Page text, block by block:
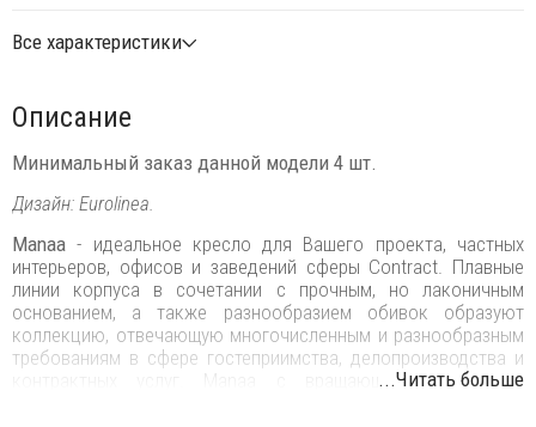
Все характеристики
Описание
Минимальный заказ данной модели 4 шт.
Дизайн: Eurolinea.
Manaa- идеальное кресло для Вашего проекта, частных
интерьеров, офисов и заведений сферы Contract. Плавные
линии корпуса в сочетании с прочным, но лаконичным
основанием, а также разнообразием обивок образуют
коллекцию, отвечающую многочисленным и разнообразным
требованиям в сфере гостеприимства, делопроизводства и
контрактных услуг.‎ Manaa с вращающимся корпусом
...Читать больше